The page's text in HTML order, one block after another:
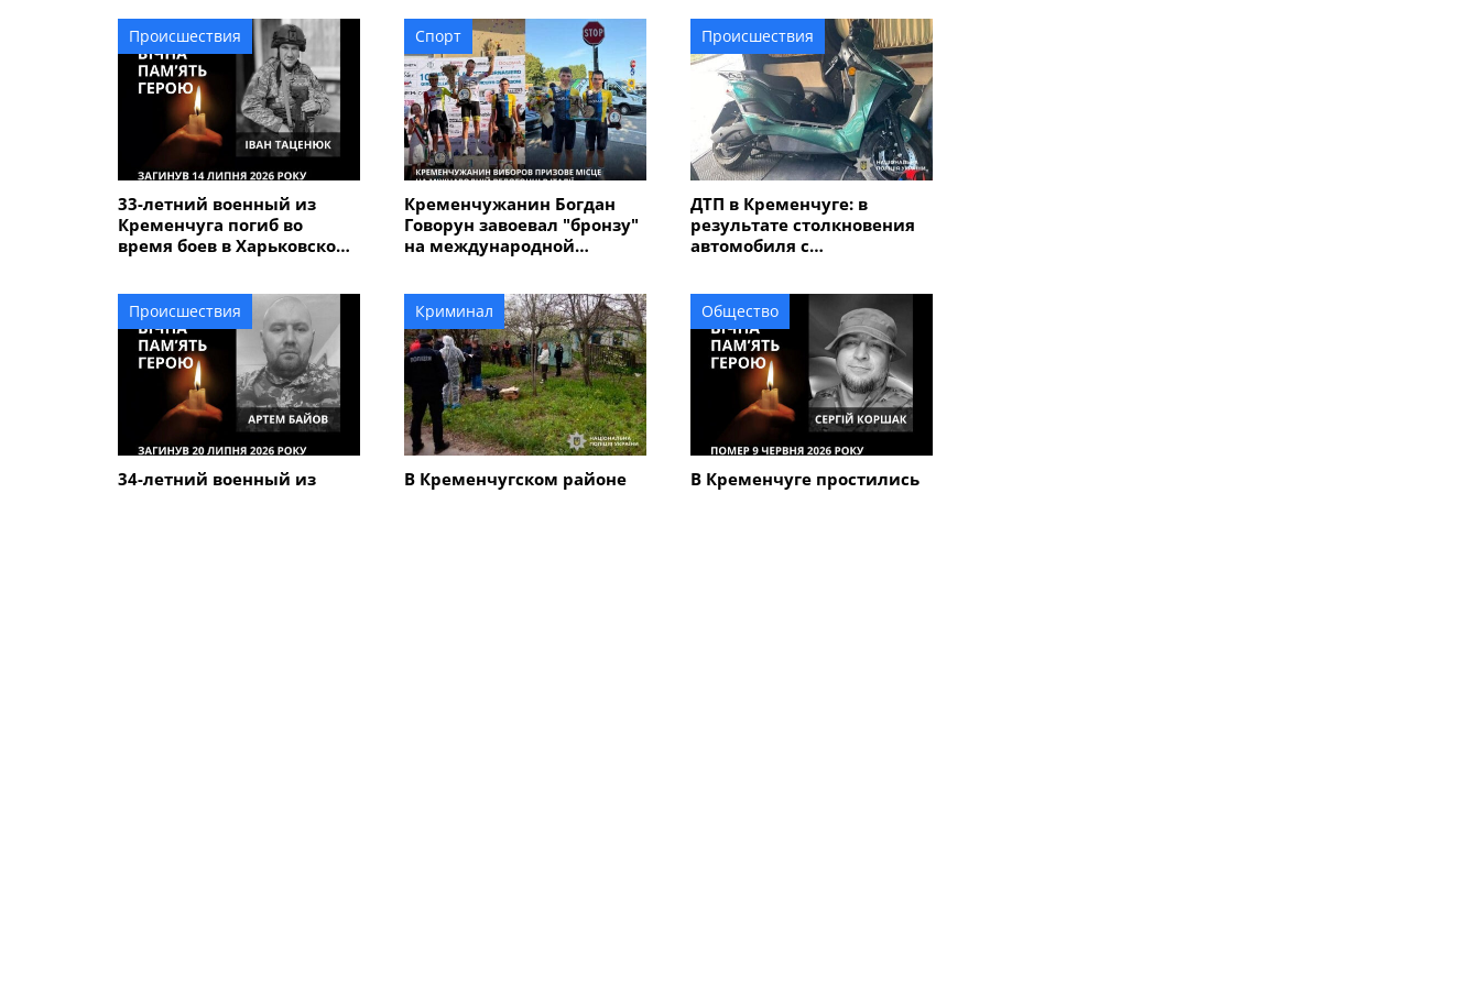
Происшествия
33-летний военный из
Кременчуга погиб во
время боев в Харьковской
Спорт
Кременчужанин Богдан
Говорун завоевал "бронзу"
на международной
Происшествия
ДТП в Кременчуге: в
результате столкновения
автомобиля с
Происшествия
34-летний военный из
Криминал
В Кременчугском районе
Общество
В Кременчуге простились